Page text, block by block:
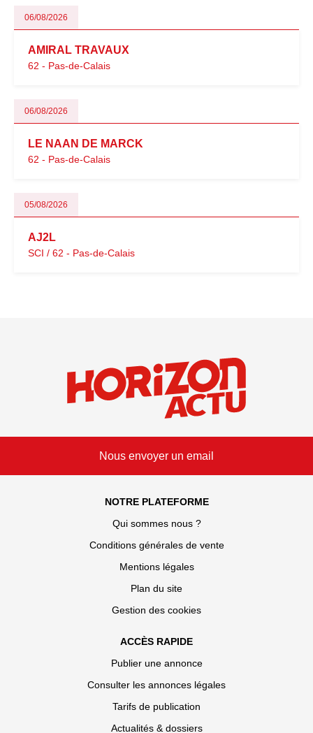
06/08/2026
AMIRAL TRAVAUX
62 - Pas-de-Calais
06/08/2026
LE NAAN DE MARCK
62 - Pas-de-Calais
05/08/2026
AJ2L
SCI / 62 - Pas-de-Calais
Nous envoyer un email
NOTRE PLATEFORME
Qui sommes nous ?
Conditions générales de vente
Mentions légales
Plan du site
Gestion des cookies
ACCÈS RAPIDE
Publier une annonce
Consulter les annonces légales
Tarifs de publication
Actualités & dossiers